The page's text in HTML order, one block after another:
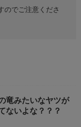
のでご注意くださ
竜みたいなヤツが
ないよな？？？